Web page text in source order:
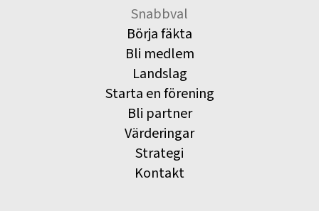
Snabbval
Börja fäkta
Bli medlem
Landslag
Starta en förening
Bli partner
Värderingar
Strategi
Kontakt